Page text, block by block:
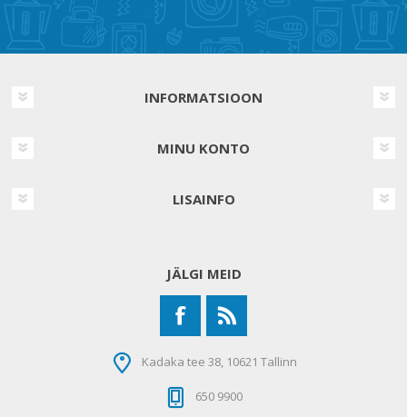
INFORMATSIOON
MINU KONTO
LISAINFO
JÄLGI MEID
Kadaka tee 38, 10621 Tallinn
650 9900